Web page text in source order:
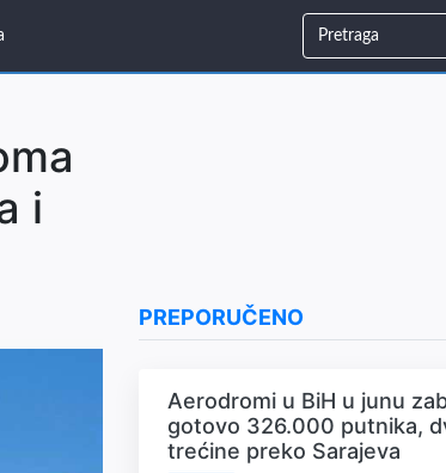
i
PREPORUČENO
Aerodromi u BiH u junu
gotovo 326.000 putnika,
trećine preko Sarajeva